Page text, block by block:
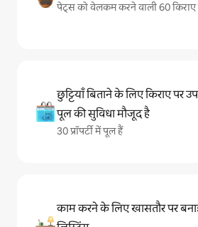
पेट्स को वेलकम करने वाली 60
छुट्टियाँ बिताने के लिए किराए पर
पूल की सुविधा मौजूद है
30 प्रॉपर्टी में पूल हैं
काम करने के लिए खासतौर पर